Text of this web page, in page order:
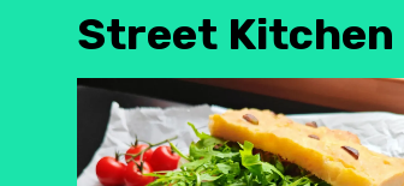
Street